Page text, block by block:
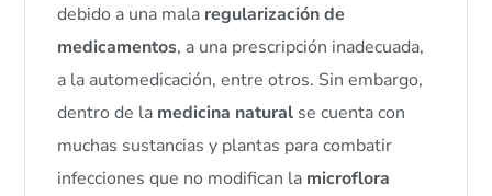
debido a una mala regularización de
medicamentos, a una prescripción inadecuada,
a la automedicación, entre otros. Sin embargo,
dentro de la medicina natural se cuenta con
muchas sustancias y plantas para combatir
infecciones que no modifican la microflora